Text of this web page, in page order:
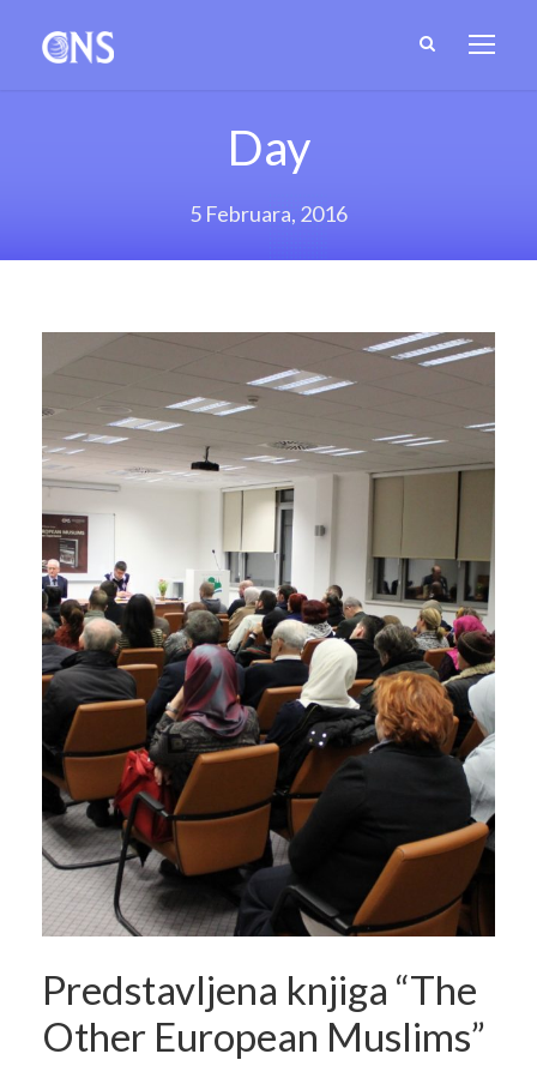
Day
5 Februara, 2016
Predstavljena knjiga “The
Other European Muslims”